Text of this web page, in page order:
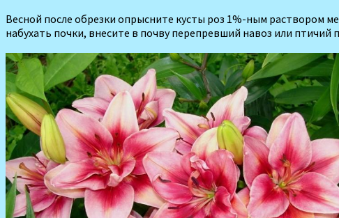
Весной после обрезки опрысните кусты роз 1%-ным раство­ром
набухать почки, вне­сите в почву перепревший навоз или